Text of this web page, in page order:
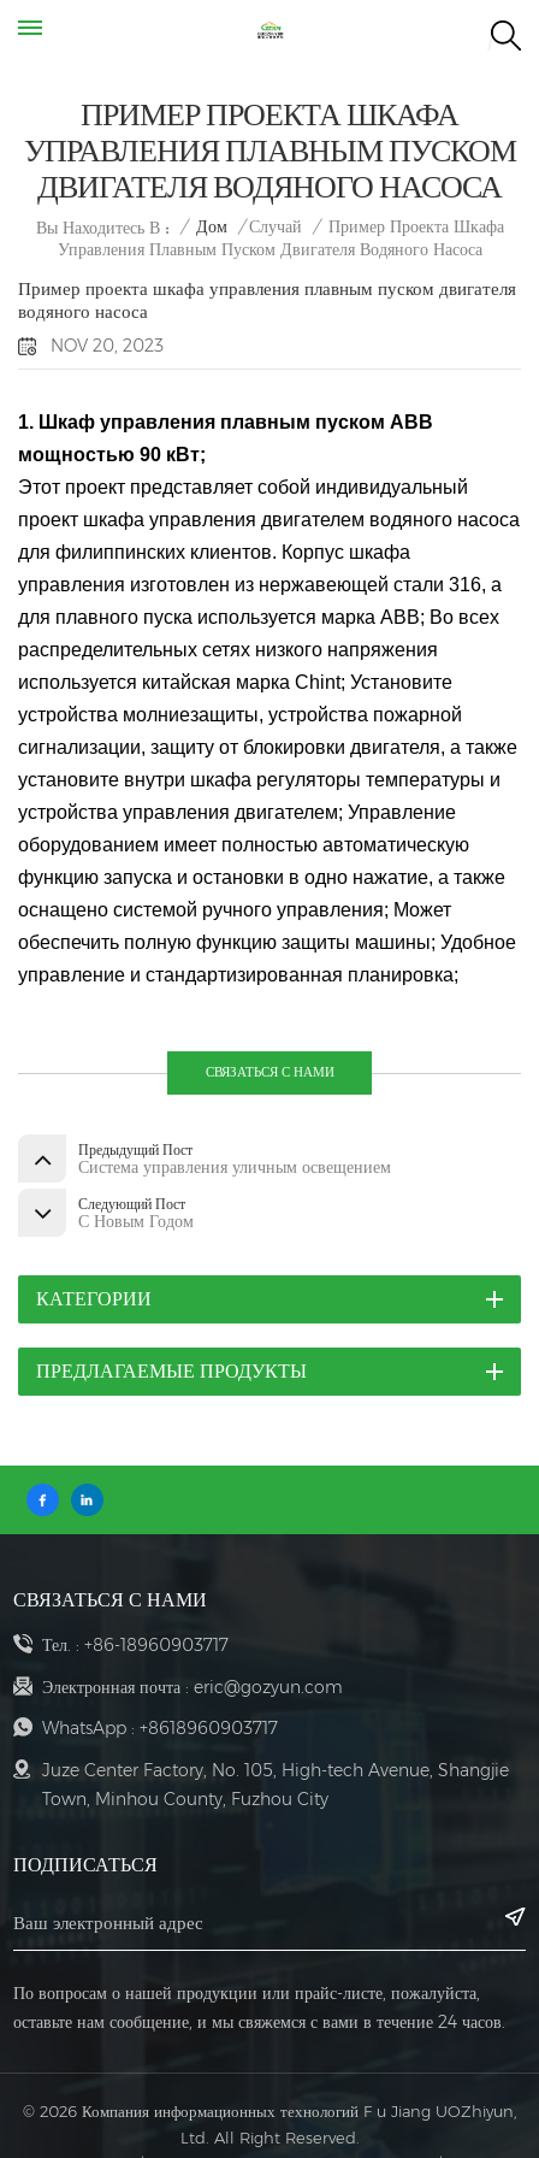
ПРИМЕР ПРОЕКТА ШКАФА
УПРАВЛЕНИЯ ПЛАВНЫМ ПУСКОМ
ДВИГАТЕЛЯ ВОДЯНОГО НАСОСА
Вы Находитесь В : / Дом / Случай / Пример Проекта Шкафа
Управления Плавным Пуском Двигателя Водяного Насоса
Пример проекта шкафа управления плавным пуском двигателя
водяного насоса
NOV 20, 2023
1. Шкаф управления плавным пуском ABB
мощностью 90 кВт;
Этот проект представляет собой индивидуальный
проект шкафа управления двигателем водяного насоса
для филиппинских клиентов. Корпус шкафа
управления изготовлен из нержавеющей стали 316, а
для плавного пуска используется марка ABB; Во всех
распределительных сетях низкого напряжения
используется китайская марка Chint; Установите
устройства молниезащиты, устройства пожарной
сигнализации, защиту от блокировки двигателя, а также
установите внутри шкафа регуляторы температуры и
устройства управления двигателем; Управление
оборудованием имеет полностью автоматическую
функцию запуска и остановки в одно нажатие, а также
оснащено системой ручного управления; Может
обеспечить полную функцию защиты машины; Удобное
управление и стандартизированная планировка;
СВЯЗАТЬСЯ С НАМИ
Предыдущий Пост
Система управления уличным освещением
Следующий Пост
С Новым Годом
КАТЕГОРИИ
ПРЕДЛАГАЕМЫЕ ПРОДУКТЫ
СВЯЗАТЬСЯ С НАМИ
Тел. : +86-18960903717
Электронная почта : eric@gozyun.com
WhatsApp : +8618960903717
Juze Center Factory, No. 105, High-tech Avenue, Shangjie
Town, Minhou County, Fuzhou City
ПОДПИСАТЬСЯ
По вопросам о нашей продукции или прайс-листе, пожалуйста,
оставьте нам сообщение, и мы свяжемся с вами в течение 24 часов.
© 2026 Компания информационных технологий F u Jiang UOZhiyun,
Ltd. All Right Reserved.